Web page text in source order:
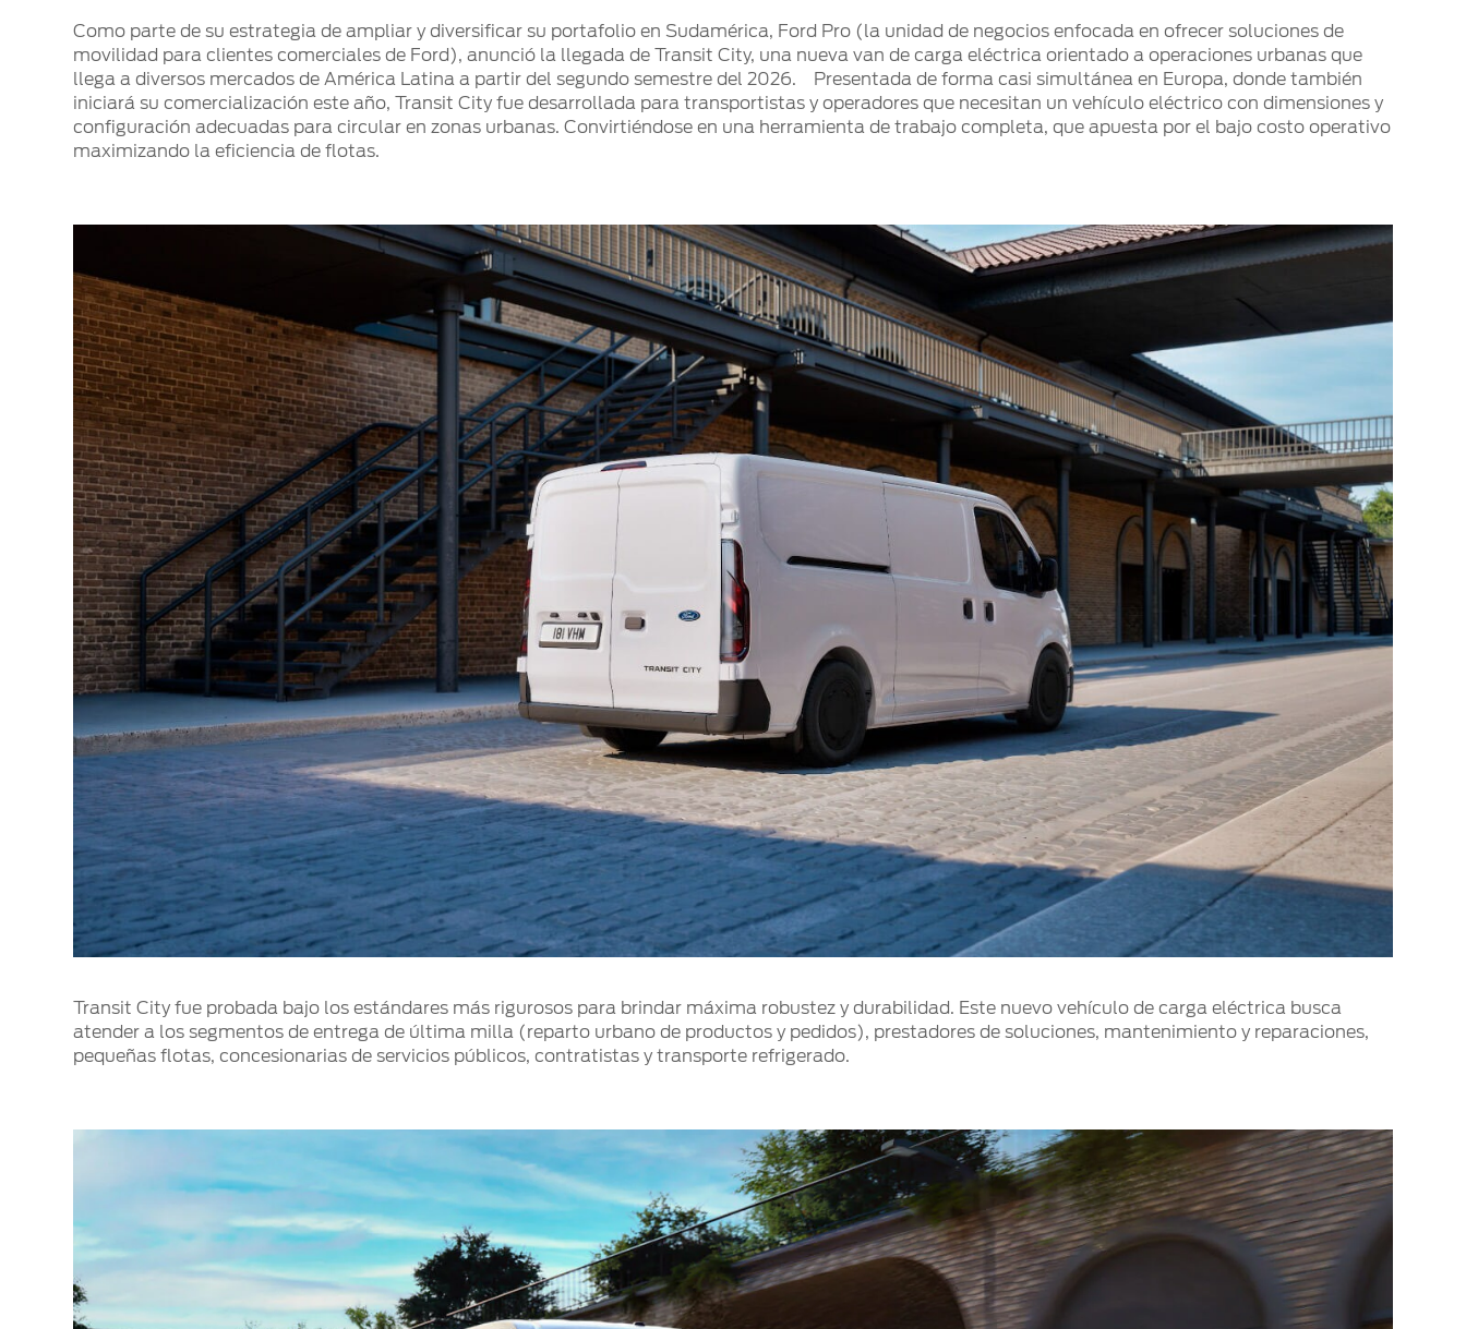
Como parte de su estrategia de ampliar y diversificar su portafolio en Sudamérica, Ford Pro (la unidad de negocios enfocada en ofrecer soluciones de
movilidad para clientes comerciales de Ford), anunció la llegada de Transit City, una nueva van de carga eléctrica orientado a operaciones urbanas que
llega a diversos mercados de América Latina a partir del segundo semestre del 2026. Presentada de forma casi simultánea en Europa, donde también
iniciará su comercialización este año, Transit City fue desarrollada para transportistas y operadores que necesitan un vehículo eléctrico con dimensiones y
configuración adecuadas para circular en zonas urbanas. Convirtiéndose en una herramienta de trabajo completa, que apuesta por el bajo costo operativo
maximizando la eficiencia de flotas.
Transit City fue probada bajo los estándares más rigurosos para brindar máxima robustez y durabilidad. Este nuevo vehículo de carga eléctrica busca
atender a los segmentos de entrega de última milla (reparto urbano de productos y pedidos), prestadores de soluciones, mantenimiento y reparaciones,
pequeñas flotas, concesionarias de servicios públicos, contratistas y transporte refrigerado.